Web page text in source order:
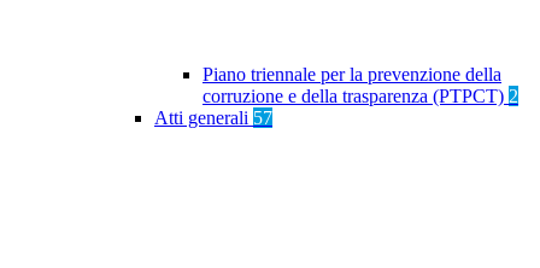
Piano triennale per la prevenzione della
corruzione e della trasparenza (PTPCT) 2
Atti generali 57